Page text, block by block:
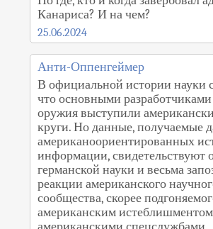
Канариса? И на чем?
25.06.2024
Анти-Оппенгеймер
В официальной истории науки
что основными разработчиками
оружия выступили
круги. Но данные, получаемые
американоориентированных
информации, свидетельствуют
германской науки и весьма
реакции американского
сообщества, скорее
американским